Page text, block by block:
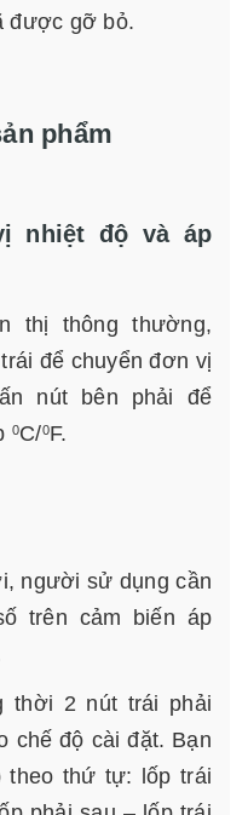
được gỡ bỏ.
phẩm
nhiệt độ và áp
thị thông thường,
để chuyển đơn vị
nút bên phải để
0C/0F.
người sử dụng cần
trên cảm biến áp
thời 2 nút trái phải
chế độ cài đặt. Bạn
theo thứ tự: lốp trái